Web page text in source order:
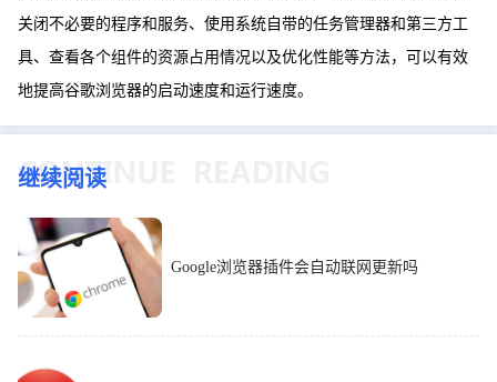
关闭不必要的程序和服务、使用系统自带的任务管理器和第三方工
具、查看各个组件的资源占用情况以及优化性能等方法，可以有效
地提高谷歌浏览器的启动速度和运行速度。
继续阅读
Google浏览器插件会自动联网更新吗